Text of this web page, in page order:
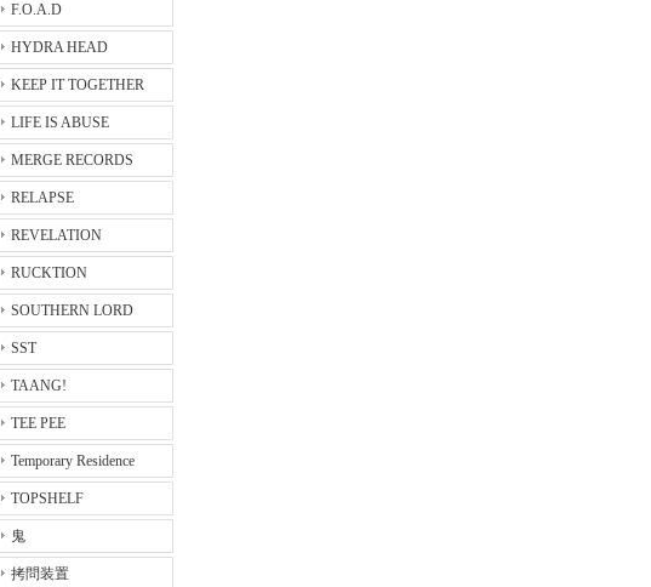
F.O.A.D
HYDRA HEAD
KEEP IT TOGETHER
LIFE IS ABUSE
MERGE RECORDS
RELAPSE
REVELATION
RUCKTION
SOUTHERN LORD
SST
TAANG!
TEE PEE
Temporary Residence
TOPSHELF
鬼
拷問装置